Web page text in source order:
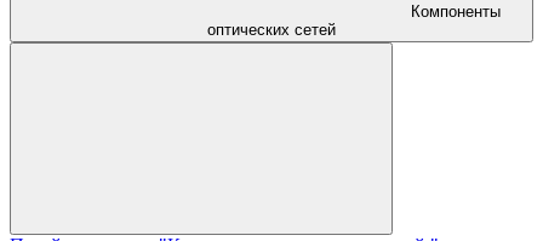
Компоненты
оптических сетей